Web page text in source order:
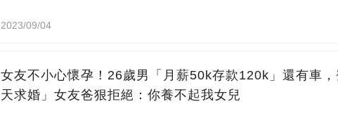
2023/09/04
女友不小心懷孕！26歲男「月薪50k存款120k」還有車
天求婚」女友爸狠拒絕：你養不起我女兒